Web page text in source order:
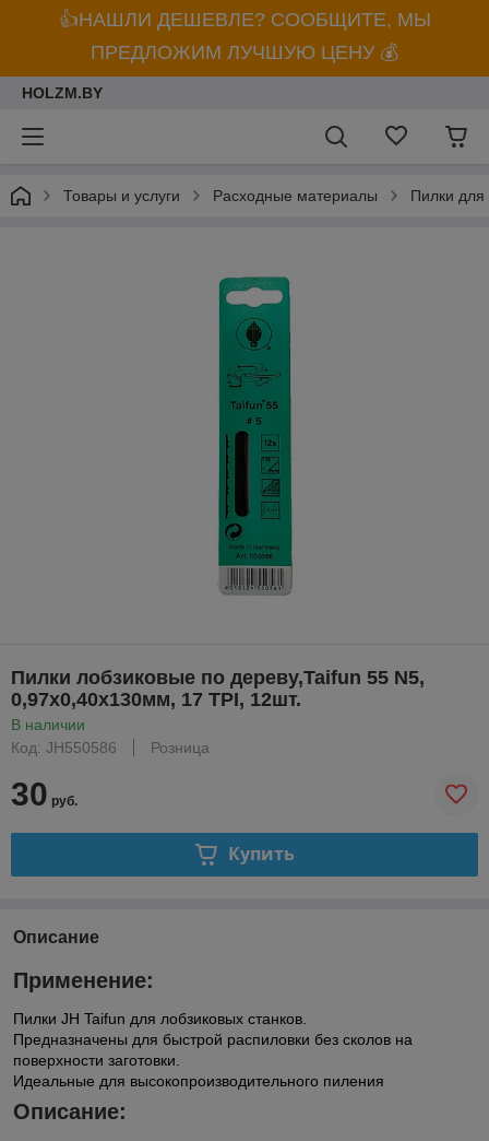
👍НАШЛИ ДЕШЕВЛЕ? СООБЩИТЕ, МЫ
ПРЕДЛОЖИМ ЛУЧШУЮ ЦЕНУ 💰
HOLZM.BY
Товары и услуги Расходные материалы Пилки для
Пилки лобзиковые по дереву,Taifun 55 N5,
0,97x0,40х130мм, 17 TPI, 12шт.
В наличии
Код: JH550586
Розница
30 руб.
Купить
Описание
Применение:
Пилки JH Taifun для лобзиковых станков.
Предназначены для быстрой распиловки без сколов на
поверхности заготовки.
Идеальные для высокопроизводительного пиления
Описание: